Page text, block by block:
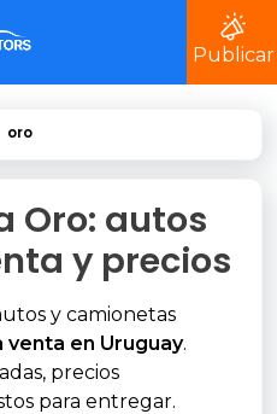
Publicar
oro
Oro: autos
y precios
y camionetas
venta en Uruguay.
precios
para entregar.